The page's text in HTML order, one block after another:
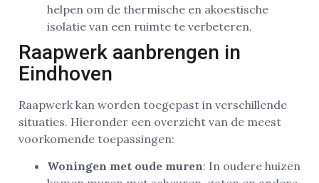
helpen om de thermische en akoestische
isolatie van een ruimte te verbeteren.
Raapwerk aanbrengen in
Eindhoven
Raapwerk kan worden toegepast in verschillende
situaties. Hieronder een overzicht van de meest
voorkomende toepassingen:
Woningen met oude muren: In oudere huizen